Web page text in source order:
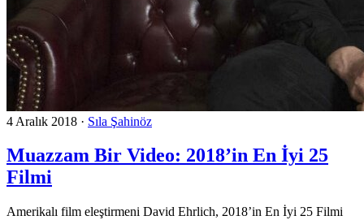
4 Aralık 2018 · Sıla Şahinöz
Muazzam Bir Video: 2018’in En İyi 25
Filmi
Amerikalı film eleştirmeni David Ehrlich, 2018’in En İyi 25 Filmi